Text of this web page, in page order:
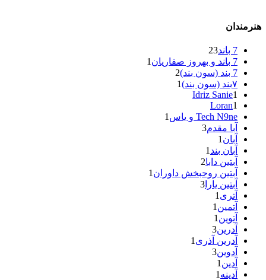
هنرمندان
7 باند
23
7 باند و بهروز صفاریان
1
7 بند (سون بند)
2
۷بند (سون بند)
1
Idriz Sanie1
Loran1
Tech N9ne و یاس
1
آبا مقدم3
آبان 1
آبان بند 1
آبتین دابا2
آبتین روحبخش داوران 1
آبتین یارا 3
آتری 1
آتمین 1
آتوین 1
آدرین3
آدرین آذری 1
آدوین3
آدین 1
آدینه 1